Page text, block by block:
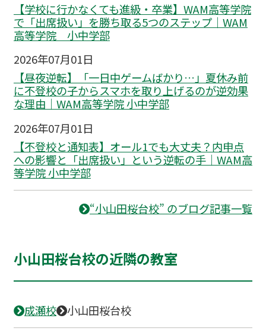
【学校に行かなくても進級・卒業】WAM高等学院
で「出席扱い」を勝ち取る5つのステップ｜WAM
高等学院 小中学部
2026年07月01日
【昼夜逆転】「一日中ゲームばかり…」夏休み前
に不登校の子からスマホを取り上げるのが逆効果
な理由｜WAM高等学院 小中学部
2026年07月01日
【不登校と通知表】オール1でも大丈夫？内申点
への影響と「出席扱い」という逆転の手｜WAM高
等学院 小中学部
“小山田桜台校” のブログ記事一覧
小山田桜台校の近隣の教室
成瀬校 小山田桜台校